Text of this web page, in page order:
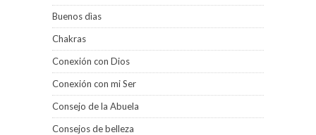
Buenos dìas
Chakras
Conexión con Dios
Conexión con mi Ser
Consejo de la Abuela
Consejos de belleza